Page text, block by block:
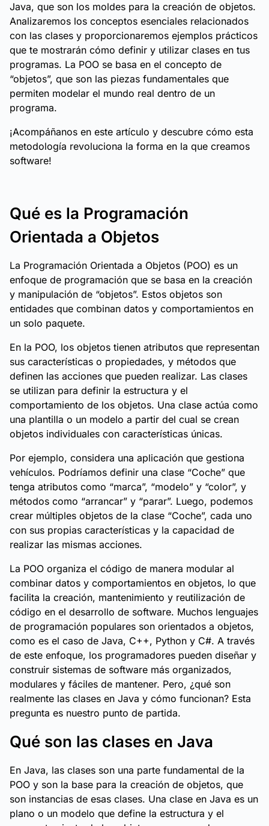
Java, que son los moldes para la creación de objetos.
Analizaremos los conceptos esenciales relacionados
con las clases y proporcionaremos ejemplos prácticos
que te mostrarán cómo definir y utilizar clases en tus
programas. La POO se basa en el concepto de
“objetos”, que son las piezas fundamentales que
permiten modelar el mundo real dentro de un
programa.
¡Acompáñanos en este artículo y descubre cómo esta
metodología revoluciona la forma en la que creamos
software!
Qué es la Programación
Orientada a Objetos
La Programación Orientada a Objetos (POO) es un
enfoque de programación que se basa en la creación
y manipulación de “objetos”. Estos objetos son
entidades que combinan datos y comportamientos en
un solo paquete.
En la POO, los objetos tienen atributos que representan
sus características o propiedades, y métodos que
definen las acciones que pueden realizar. Las clases
se utilizan para definir la estructura y el
comportamiento de los objetos. Una clase actúa como
una plantilla o un modelo a partir del cual se crean
objetos individuales con características únicas.
Por ejemplo, considera una aplicación que gestiona
vehículos. Podríamos definir una clase “Coche” que
tenga atributos como “marca”, “modelo” y “color”, y
métodos como “arrancar” y “parar”. Luego, podemos
crear múltiples objetos de la clase “Coche”, cada uno
con sus propias características y la capacidad de
realizar las mismas acciones.
La POO organiza el código de manera modular al
combinar datos y comportamientos en objetos, lo que
facilita la creación, mantenimiento y reutilización de
código en el desarrollo de software. Muchos lenguajes
de programación populares son orientados a objetos,
como es el caso de Java, C++, Python y C#. A través
de este enfoque, los programadores pueden diseñar y
construir sistemas de software más organizados,
modulares y fáciles de mantener. Pero, ¿qué son
realmente las clases en Java y cómo funcionan? Esta
pregunta es nuestro punto de partida.
Qué son las clases en Java
En Java, las clases son una parte fundamental de la
POO y son la base para la creación de objetos, que
son instancias de esas clases. Una clase en Java es un
plano o un modelo que define la estructura y el